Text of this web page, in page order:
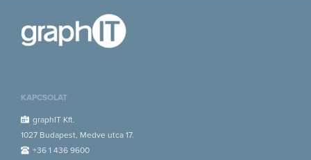
KAPCSOLAT
graphIT Kft.
1027 Budapest, Medve utca 17.
+36 1 436 9600